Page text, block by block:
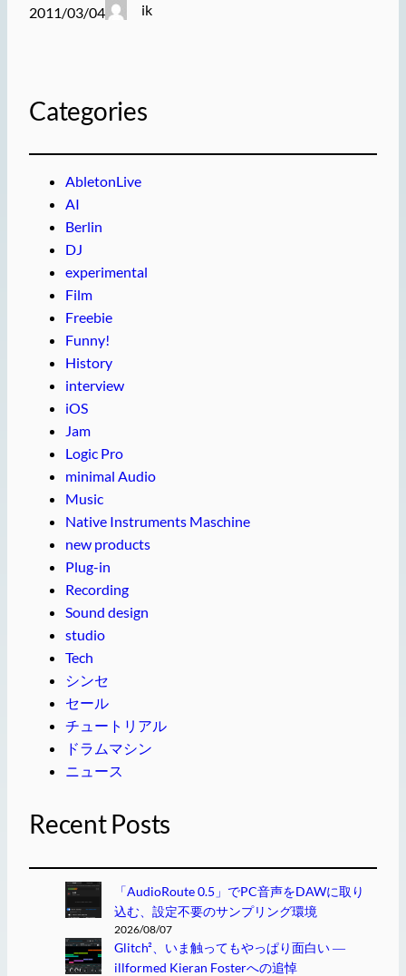
2011/03/04 ik
Categories
AbletonLive
AI
Berlin
DJ
experimental
Film
Freebie
Funny!
History
interview
iOS
Jam
Logic Pro
minimal Audio
Music
Native Instruments Maschine
new products
Plug-in
Recording
Sound design
studio
Tech
シンセ
セール
チュートリアル
ドラムマシン
ニュース
Recent Posts
「AudioRoute 0.5」でPC音声をDAWに取り
込む、設定不要のサンプリング環境
2026/08/07
Glitch²、いま触ってもやっぱり面白い ―
illformed Kieran Fosterへの追悼